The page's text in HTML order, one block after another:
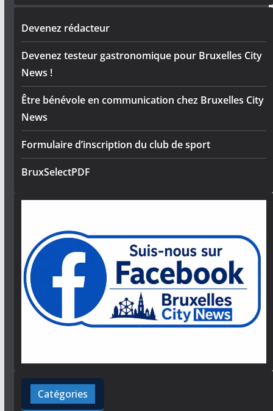
Devenez rédacteur
Devenez testeur gastronomique pour Bruxelles City
News !
Être bénévole en communication chez Bruxelles City
News
Formulaire d’inscription du club de sport
BruxSelectPDF
Catégories